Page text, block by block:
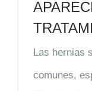
Las hernias
comunes,